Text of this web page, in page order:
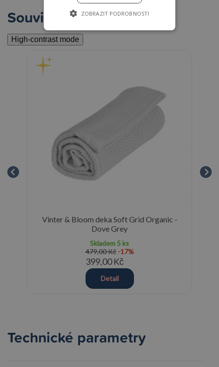
Související
High-contrast mode
Vinter & Bloom deka Soft Grid Organic -
Dove Grey
Skladem 5 ks
479,00 Kč -17%
399,00 Kč
Detail
Technické parametry
ZOBRAZIT PODROBNOSTI